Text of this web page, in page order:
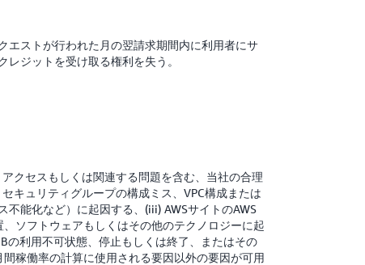
エストが行われた月の翌請求期間内に利用者にサ
ジットを受け取る権利を失う。
クセスもしくは関連する問題を含む、当社の合理
キュリティグループの構成ミス、VPC構成または
能化など）に起因する、(iii) AWSサイトのAWS
ソフトウェアもしくはその他のテクノロジーに起
の利用不可状態、停止もしくは終了、またはその
稼働率の計算に使用される要因以外の要因が可用